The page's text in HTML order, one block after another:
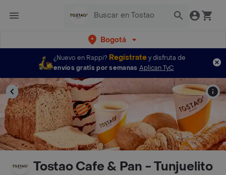
Bogotá
¿Nuevo en Rappi? Regístratey disfruta de
envíos gratis por semanas Aplican TyC
Tostao Cafe & Pan - Tunjuelito